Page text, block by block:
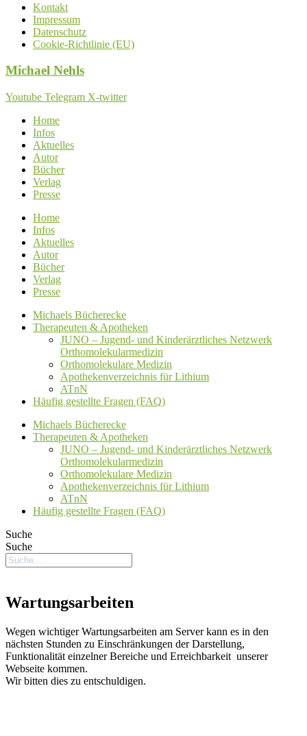
Kontakt
Impressum
Datenschutz
Cookie-Richtlinie (EU)
Michael Nehls
Youtube Telegram X-twitter
Home
Infos
Aktuelles
Autor
Bücher
Verlag
Presse
Home
Infos
Aktuelles
Autor
Bücher
Verlag
Presse
Michaels Bücherecke
Therapeuten & Apotheken
JUNO – Jugend- und Kinderärztliches Netzwerk
Orthomolekularmedizin
Orthomolekulare Medizin
Apothekenverzeichnis für Lithium
ATnN
Häufig gestellte Fragen (FAQ)
Michaels Bücherecke
Therapeuten & Apotheken
JUNO – Jugend- und Kinderärztliches Netzwerk
Orthomolekularmedizin
Orthomolekulare Medizin
Apothekenverzeichnis für Lithium
ATnN
Häufig gestellte Fragen (FAQ)
Suche
Suche
Wartungsarbeiten
Wegen wichtiger Wartungsarbeiten am Server kann es in den
nächsten Stunden zu Einschränkungen der Darstellung,
Funktionalität einzelner Bereiche und Erreichbarkeit unserer
Webseite kommen.
Wir bitten dies zu entschuldigen.